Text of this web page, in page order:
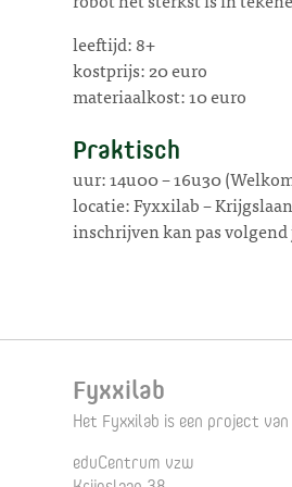
leeftijd: 8+
kostprijs: 20 euro
materiaalkost: 10 euro
Praktisch
uur: 14u00 – 16u30
locatie: Fyxxilab –
inschrijven kan pas volgend
Fyxxilab
Het Fyxxilab is een project
eduCentrum vzw